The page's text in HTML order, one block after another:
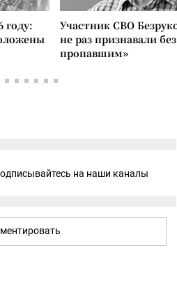
году:
Участник СВО
не раз признавали
пропавшим»
на наши каналы